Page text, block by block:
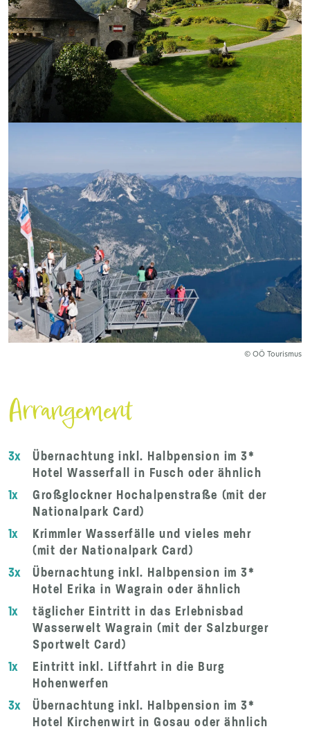
© OÖ Tourismus
Arrangement
3x
Übernachtung inkl. Halbpension im 3*
Hotel Wasserfall in Fusch oder ähnlich
1x
Großglockner Hochalpenstraße (mit der
Nationalpark Card)
1x
Krimmler Wasserfälle und vieles mehr
(mit der Nationalpark Card)
3x
Übernachtung inkl. Halbpension im 3*
Hotel Erika in Wagrain oder ähnlich
1x
täglicher Eintritt in das Erlebnisbad
Wasserwelt Wagrain (mit der Salzburger
Sportwelt Card)
1x
Eintritt inkl. Liftfahrt in die Burg
Hohenwerfen
3x
Übernachtung inkl. Halbpension im 3*
Hotel Kirchenwirt in Gosau oder ähnlich